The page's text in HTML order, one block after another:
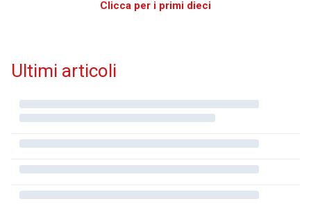
Clicca per i primi dieci
Ultimi articoli